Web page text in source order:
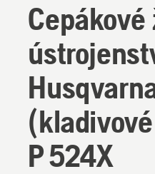
Cepákové
P 524X